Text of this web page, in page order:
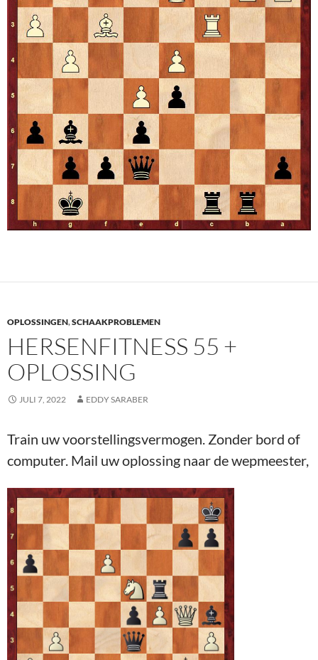
OPLOSSINGEN,SCHAAKPROBLEMEN
HERSENFITNESS 55 +
OPLOSSING
JULI 7, 2022 EDDY SARABER
Train uw voorstellingsvermogen. Zonder bord of
computer. Mail uw oplossing naar de wepmeester,